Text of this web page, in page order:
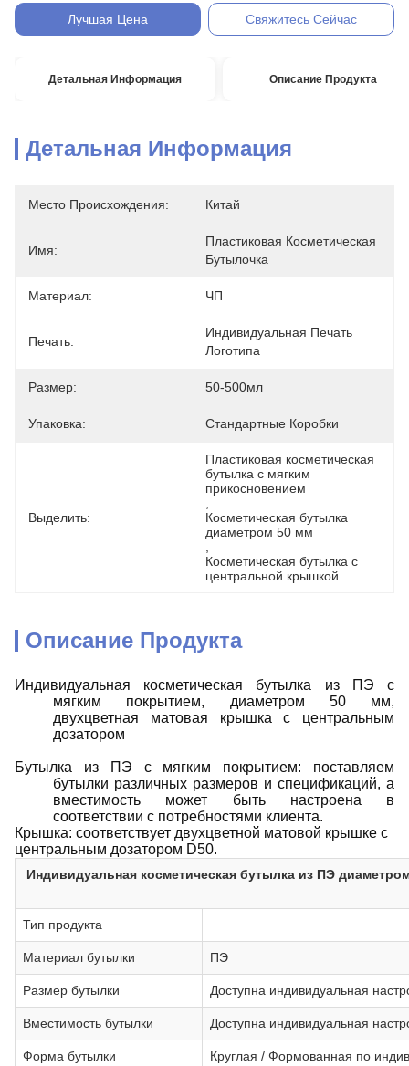
Лучшая Цена Свяжитесь Сейчас
Детальная Информация Описание Продукта
Детальная Информация
Место Происхождения: Китай
Имя:
Пластиковая Косметическая
Бутылочка
Материал: ЧП
Печать:
Индивидуальная Печать
Логотипа
Размер: 50-500мл
Упаковка: Стандартные Коробки
Выделить:
Пластиковая косметическая
бутылка с мягким
прикосновением
Косметическая бутылка
диаметром 50 мм
Косметическая бутылка с
центральной крышкой
Описание Продукта
Индивидуальная косметическая бутылка из ПЭ с
мягким покрытием, диаметром 50 мм,
двухцветная матовая крышка с центральным
дозатором
Бутылка из ПЭ с мягким покрытием: поставляем
бутылки различных размеров и спецификаций, а
вместимость может быть настроена в
соответствии с потребностями клиента.
Крышка: соответствует двухцветной матовой крышке с
центральным дозатором D50.
Индивидуальная косметическая бутылка из ПЭ
Тип продукта
Материал бутылки ПЭ
Размер бутылки Доступна индивидуальная
Вместимость бутылки Доступна индивидуальная
Форма бутылки Круглая / Формованная по